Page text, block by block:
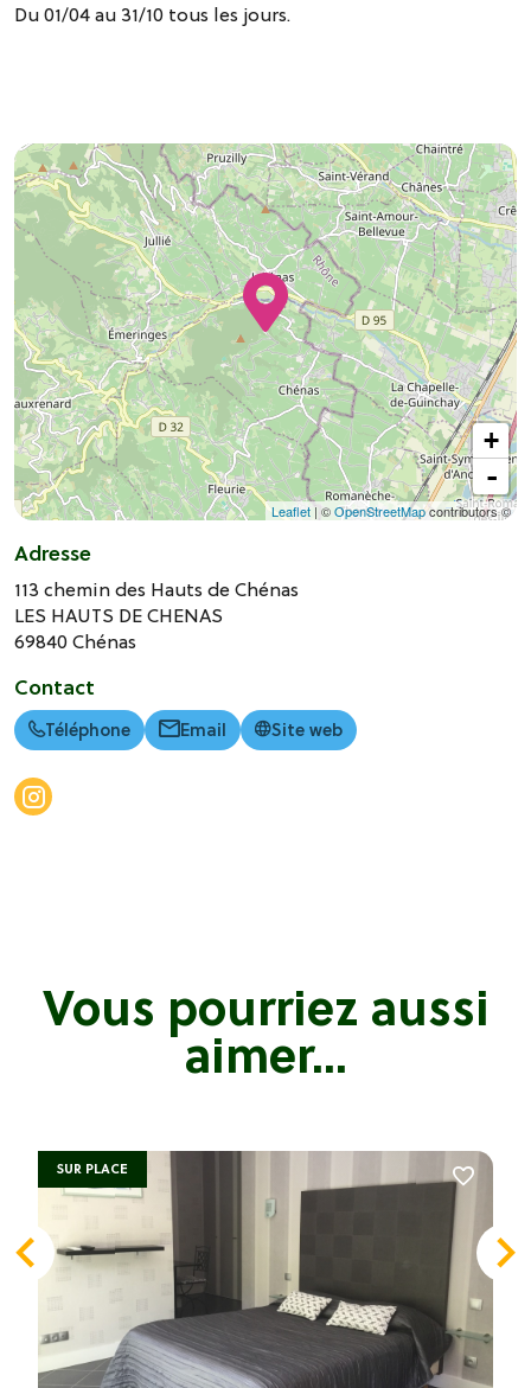
Du 01/04 au 31/10 tous les jours.
+
-
Leaflet| ©OpenStreetMapcontributors ©
Adresse
113 chemin des Hauts de Chénas
LES HAUTS DE CHENAS
69840Chénas
Contact
Téléphone Email Site web
Vous pourriez aussi
aimer...
SUR PLACE